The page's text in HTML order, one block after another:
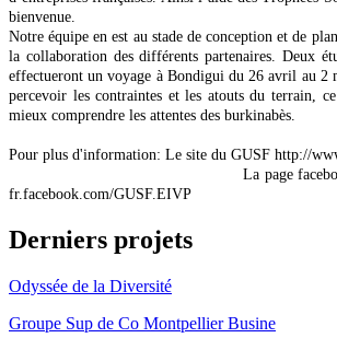
bienvenue.
Notre équipe en est au stade de conception et de
la collaboration des différents partenaires. Deux
effectueront un voyage à Bondigui du 26 avril au 2
percevoir les contraintes et les atouts du terrain,
mieux comprendre les attentes des burkinabès.
Pour plus d'information: Le site du GUSF http://
La page facebook du
fr.facebook.com/GUSF.EIVP
Derniers projets
Odyssée de la Diversité
Groupe Sup de Co Montpellier Busine